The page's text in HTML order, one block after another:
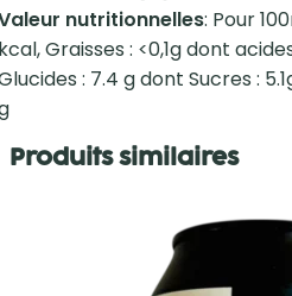
nutritionnelles: Pour
Graisses : <0,1g dont
: 7.4 g dont Sucres :
Produits similaires